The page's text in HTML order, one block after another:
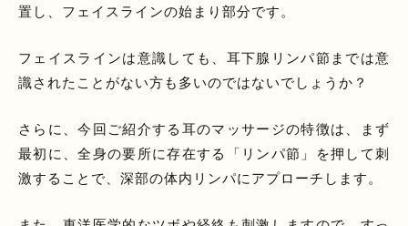
置し、フェイスラインの始まり部分です。
フェイスラインは意識しても、耳下腺リンパ節までは意
識されたことがない方も多いのではないでしょうか？
さらに、今回ご紹介する耳のマッサージの特徴は、まず
最初に、全身の要所に存在する「リンパ節」を押して刺
激することで、深部の体内リンパにアプローチします。